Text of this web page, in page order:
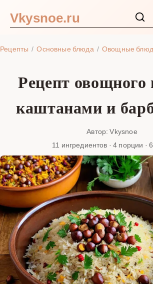
Vkysnoe.ru
Рецепты Основные блюда Овощные
Рецепт овощного
каштанами и
Автор: Vkysnoe
11 ингредиентов · 4 порции ·